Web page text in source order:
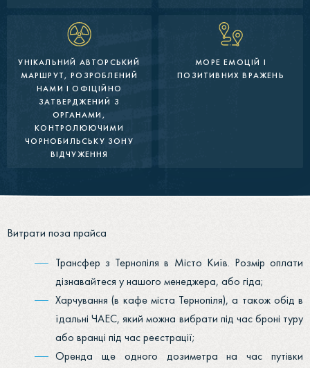
УНІКАЛЬНИЙ АВТОРСЬКИЙ
МАРШРУТ, РОЗРОБЛЕНИЙ
НАМИ І ОФІЦІЙНО
ЗАТВЕРДЖЕНИЙ З
ОРГАНАМИ,
КОНТРОЛЮЮЧИМИ
ЧОРНОБИЛЬСЬКУ ЗОНУ
ВІДЧУЖЕННЯ
МОРЕ ЕМОЦІЙ І
ПОЗИТИВНИХ ВРАЖЕНЬ
Витрати поза прайса
Трансфер з Тернопіля в Місто Київ. Розмір оплати
дізнавайтеся у нашого менеджера, або гіда;
Харчування (в кафе міста Тернопіля), а також обід в
їдальні ЧАЕС, який можна вибрати під час броні туру
або вранці під час реєстрації;
Оренда ще одного дозиметра на час путівки